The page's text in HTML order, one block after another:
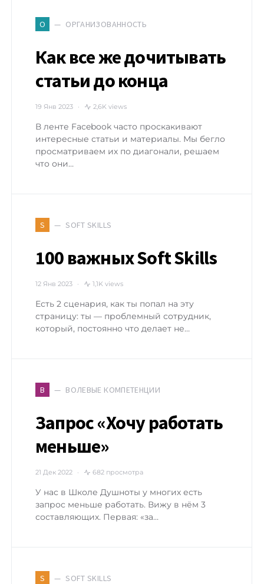
О ОРГАНИЗОВАННОСТЬ
Как все же дочитывать
статьи до конца
19 Янв 2023 2,6K views
В ленте Facebook часто проскакивают
интересные статьи и материалы. Мы бегло
просматриваем их по диагонали, решаем
что они…
S SOFT SKILLS
100 важных Soft Skills
12 Янв 2023 1,1K views
Есть 2 сценария, как ты попал на эту
страницу: ты — проблемный сотрудник,
который, постоянно что делает не…
В ВОЛЕВЫЕ КОМПЕТЕНЦИИ
Запрос «Хочу работать
меньше»
21 Дек 2022 682 просмотра
У нас в Школе Душноты у многих есть
запрос меньше работать. Вижу в нём 3
составляющих. Первая: «за…
S SOFT SKILLS